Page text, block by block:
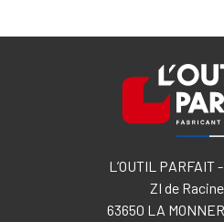
L’OUTIL PARFAIT
ZI de
63650 LA